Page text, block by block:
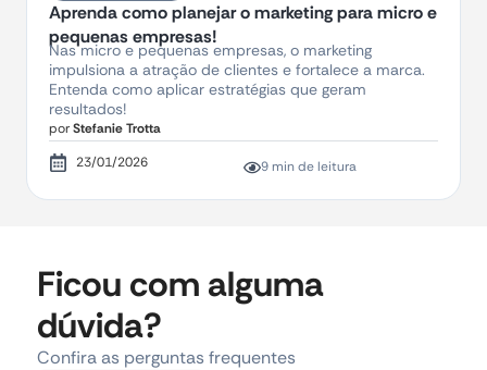
Aprenda como planejar o marketing para micro e
pequenas empresas!
Nas micro e pequenas empresas, o marketing
impulsiona a atração de clientes e fortalece a marca.
Entenda como aplicar estratégias que geram
resultados!
porStefanie Trotta
23/01/2026
9 min de leitura
Ficou com alguma
dúvida?
Confira as perguntas frequentes